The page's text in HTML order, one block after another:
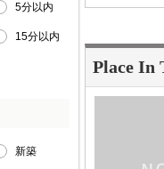
Place In
5分以内
15分以内
新築